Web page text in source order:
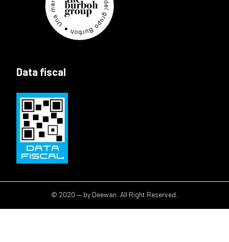
Data fiscal
© 2020 — by Deewan. All Right Reserved.